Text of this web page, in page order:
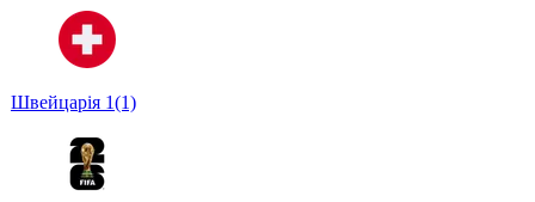
Швейцарія 1(1)